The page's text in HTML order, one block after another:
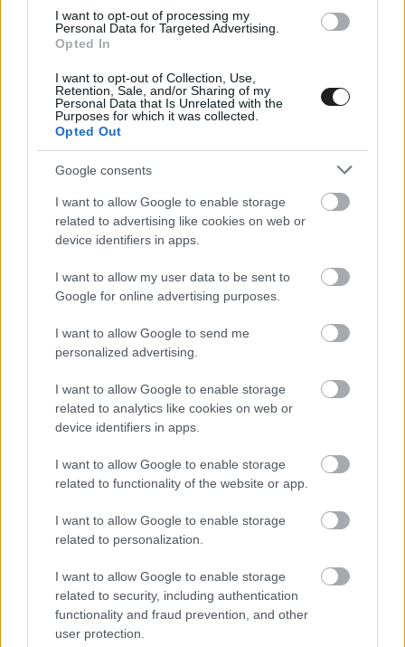
I want to opt-out of processing my
Personal Data for Targeted Advertising.
Opted In
I want to opt-out of Collection, Use,
Retention, Sale, and/or Sharing of my
Personal Data that Is Unrelated with the
Purposes for which it was collected.
Opted Out
Google consents
I want to allow Google to enable storage
related to advertising like cookies on web or
device identifiers in apps.
I want to allow my user data to be sent to
Google for online advertising purposes.
I want to allow Google to send me
personalized advertising.
I want to allow Google to enable storage
related to analytics like cookies on web or
device identifiers in apps.
I want to allow Google to enable storage
related to functionality of the website or app.
I want to allow Google to enable storage
related to personalization.
I want to allow Google to enable storage
related to security, including authentication
functionality and fraud prevention, and other
user protection.
szakasz után
(spanyolok), Škoda Fabia RS Rally2, 30:45.7
2. Iván Ares, Borja Rozada (spanyolok), Toyota
GR Yaris Rally2, +9.8
3. Álvaro Muniz, Manuel Alfonso Estevez
(spanylok), Škoda Fabia RS Rally2, +11.6
4. Giandomenico Basso, Lorenzo Granai
(olaszok), Škoda Fabia RS Rally2, +12.0
5. Teemu Suninen, Antti Haapala (finnek), Škoda
Fabia RS Rally2, +19.6